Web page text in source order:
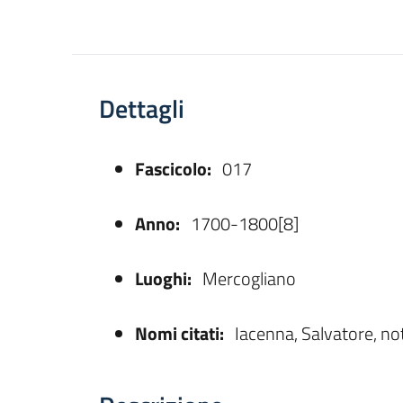
Dettagli
Fascicolo: 017
Anno: 1700-1800[8]
Luoghi: Mercogliano
Nomi citati: Iacenna, Salvatore,